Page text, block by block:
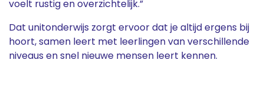
voelt rustig en overzichtelijk.”
Dat unitonderwijs zorgt ervoor dat je altijd ergens bij
hoort, samen leert met leerlingen van verschillende
niveaus en snel nieuwe mensen leert kennen.